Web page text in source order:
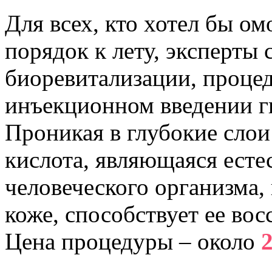
Для всех, кто хотел бы
порядок к лету, эксперты
биоревитализации,
инъекционном введении
Проникая в глубокие
кислота, являющаяся
человеческого
коже, способствует ее
Цена процедуры – около